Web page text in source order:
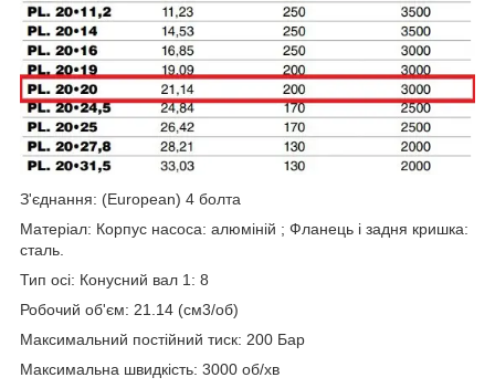
З'єднання: (European) 4 болта
Матеріал: Корпус насоса: алюміній ; Фланець і задня кришка:
сталь.
Тип осі: Конусний вал 1: 8
Робочий об'єм: 21.14 (см3/об)
Максимальний постійний тиск: 200 Бар
Максимальна швидкість: 3000 об/хв